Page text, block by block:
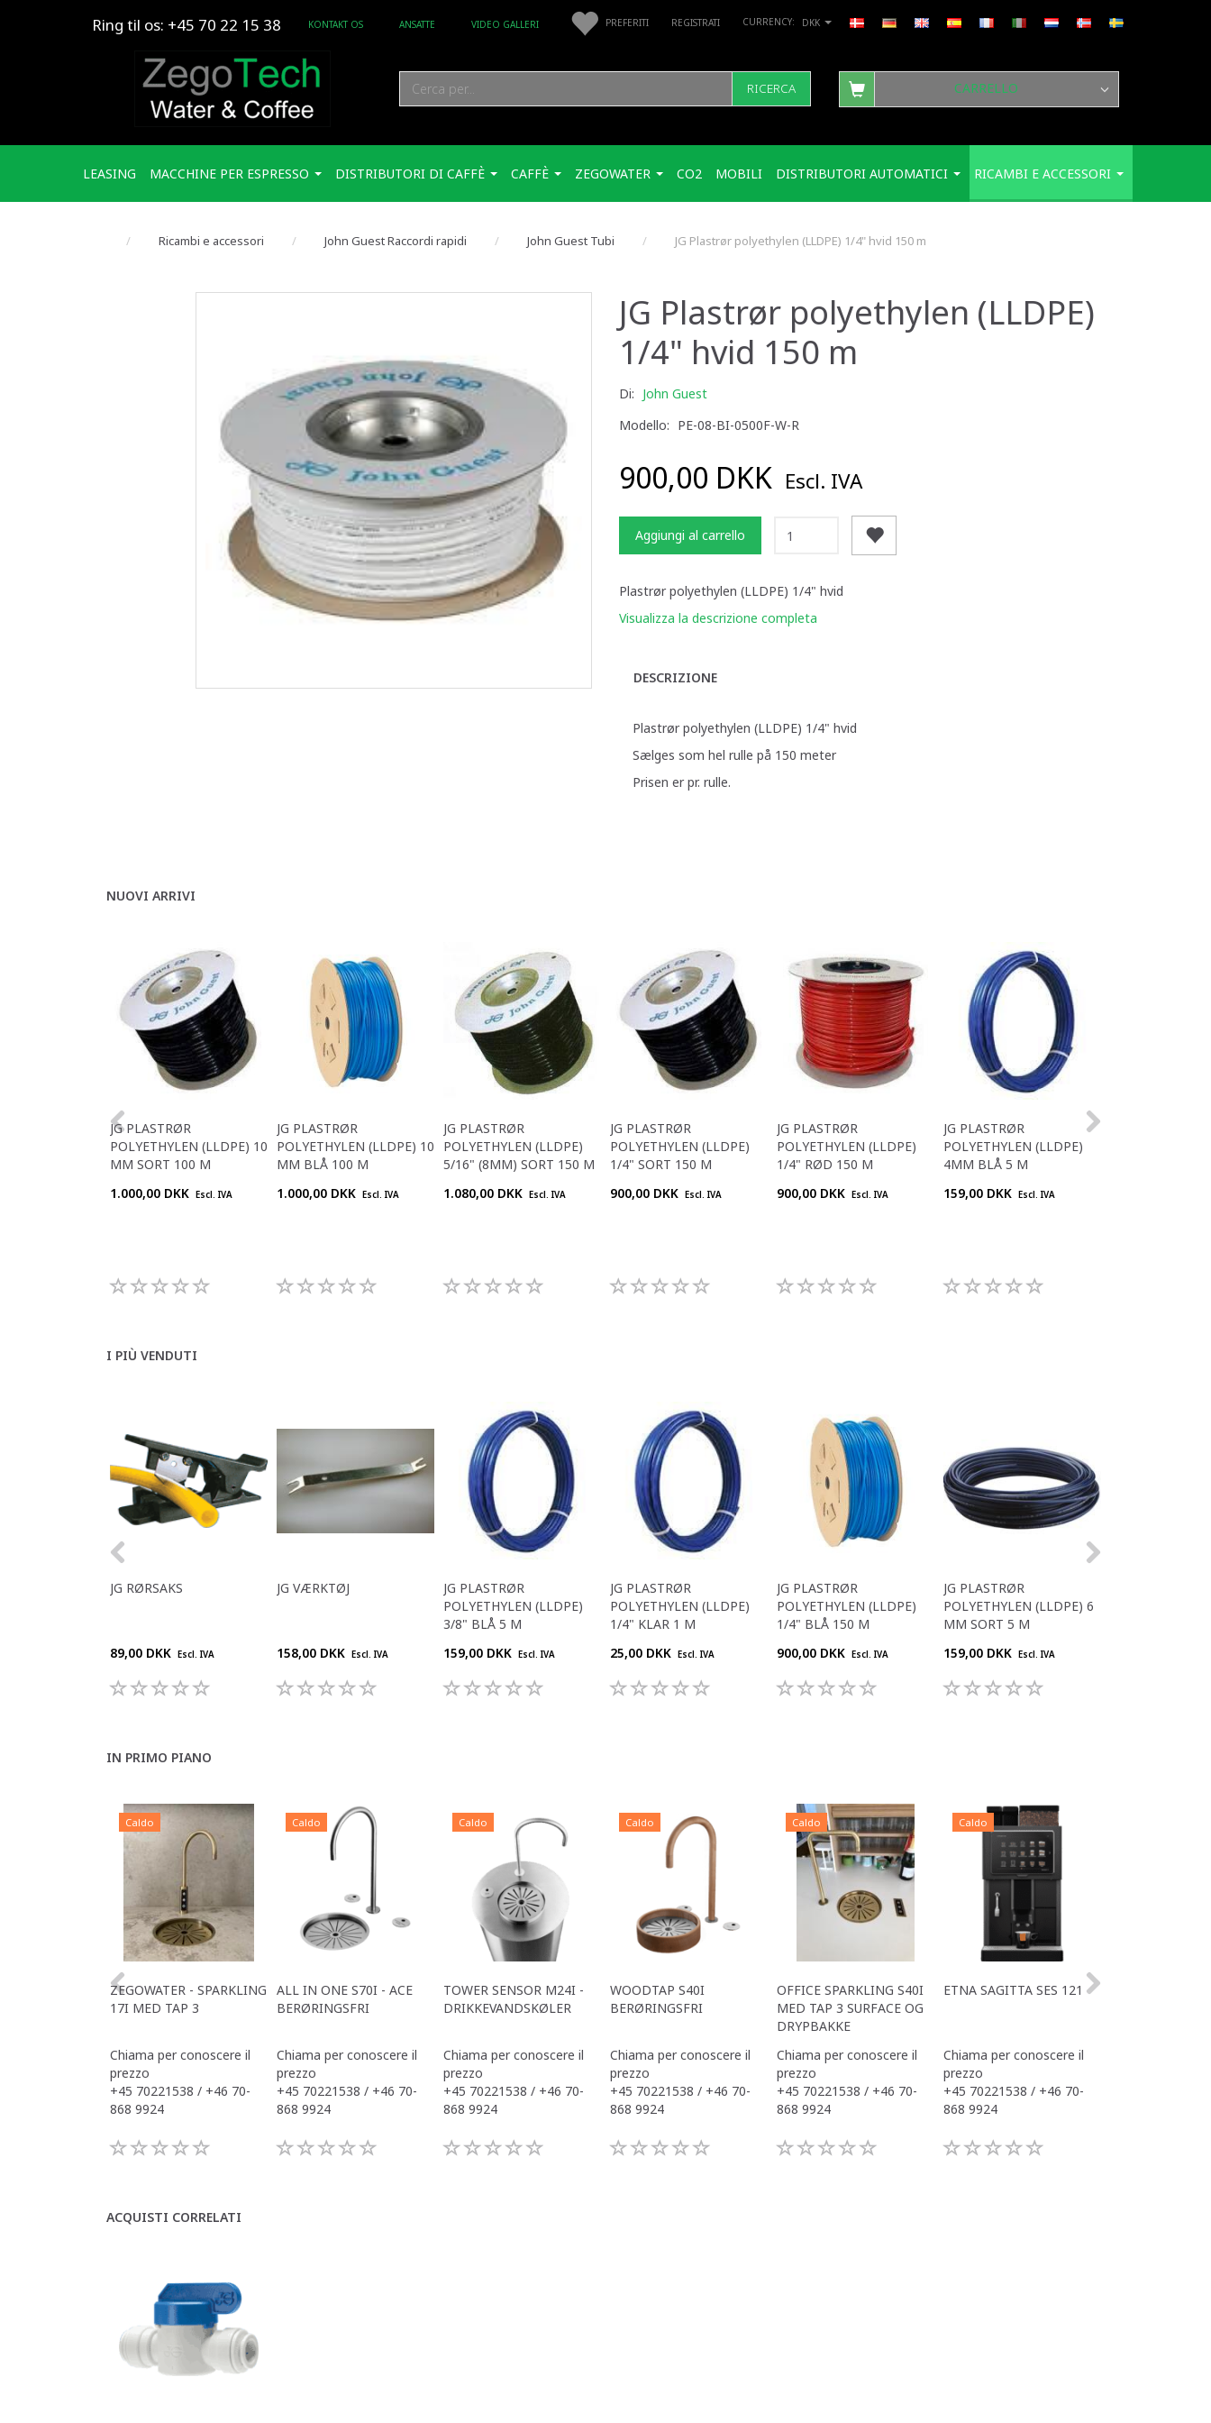
DKK
PREFERITI REGISTRATI
Ring til os: +45 70 22 15 38 KONTAKT OS ANSATTE VIDEO GALLERI
RICERCA CARRELLO
LEASING MACCHINE PER ESPRESSO DISTRIBUTORI DI CAFFÈ CAFFÈ ZEGOWATER CO2 MOBILI DISTRIBUTORI AUTOMATICI RICAMBI E ACCESSORI
Ricambi e accessori John Guest Raccordi rapidi John Guest Tubi JG Plastrør polyethylen (LLDPE) 1/4" hvid 150 m
JG Plastrør polyethylen (LLDPE)
1/4" hvid 150 m
Di: John Guest
Modello: PE-08-BI-0500F-W-R
900,00 DKK Escl. IVA
Aggiungi al carrello
Plastrør polyethylen (LLDPE) 1/4" hvid
Visualizza la descrizione completa
DESCRIZIONE
Plastrør polyethylen (LLDPE) 1/4" hvid
Sælges som hel rulle på 150 meter
Prisen er pr. rulle.
NUOVI ARRIVI
JG PLASTRØR
POLYETHYLEN (LLDPE) 10
MM SORT 100 M
1.000,00 DKK
Escl. IVA
JG PLASTRØR
POLYETHYLEN (LLDPE) 10
MM BLÅ 100 M
1.000,00 DKK
Escl. IVA
JG PLASTRØR
POLYETHYLEN (LLDPE)
5/16" (8MM) SORT 150 M
1.080,00 DKK
Escl. IVA
JG PLASTRØR
POLYETHYLEN (LLDPE)
1/4" SORT 150 M
900,00 DKK
Escl. IVA
JG PLASTRØR
POLYETHYLEN (LLDPE)
1/4" RØD 150 M
900,00 DKK
Escl. IVA
JG PLASTRØR
POLYETHYLEN (LLDPE)
4MM BLÅ 5 M
159,00 DKK
Escl. IVA
I PIÙ VENDUTI
JG RØRSAKS
89,00 DKK Escl. IVA
JG VÆRKTØJ
158,00 DKK Escl. IVA
JG PLASTRØR
POLYETHYLEN (LLDPE)
3/8" BLÅ 5 M
159,00 DKK
Escl. IVA
JG PLASTRØR
POLYETHYLEN (LLDPE)
1/4" KLAR 1 M
25,00 DKK
Escl. IVA
JG PLASTRØR
POLYETHYLEN (LLDPE)
1/4" BLÅ 150 M
900,00 DKK
Escl. IVA
JG PLASTRØR
POLYETHYLEN (LLDPE) 6
MM SORT 5 M
159,00 DKK
Escl. IVA
IN PRIMO PIANO
Caldo
ZEGOWATER - SPARKLING
17I MED TAP 3
Chiama per conoscere il
prezzo
+45 70221538 / +46 70-
868 9924
Caldo
ALL IN ONE S70I - ACE
BERØRINGSFRI
Chiama per conoscere il
prezzo
+45 70221538 / +46 70-
868 9924
Caldo
TOWER SENSOR M24I -
DRIKKEVANDSKØLER
Chiama per conoscere il
prezzo
+45 70221538 / +46 70-
868 9924
Caldo
WOODTAP S40I
BERØRINGSFRI
Chiama per conoscere il
prezzo
+45 70221538 / +46 70-
868 9924
Caldo
OFFICE SPARKLING S40I
MED TAP 3 SURFACE OG
DRYPBAKKE
Chiama per conoscere il
prezzo
+45 70221538 / +46 70-
868 9924
Caldo
ETNA SAGITTA SES 121
Chiama per conoscere il
prezzo
+45 70221538 / +46 70-
868 9924
ACQUISTI CORRELATI